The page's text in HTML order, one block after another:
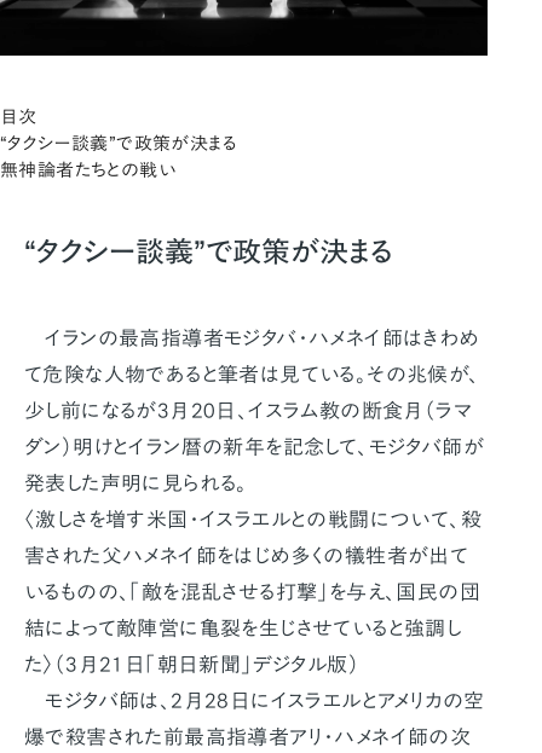
目次
“タクシー談義”で政策が決まる
無神論者たちとの戦い
“タクシー談義”で政策が決まる
イランの最高指導者モジタバ・ハメネイ師はきわめ
て危険な人物であると筆者は見ている。その兆候が、
少し前になるが3月20日、イスラム教の断食月（ラマ
ダン）明けとイラン暦の新年を記念して、モジタバ師が
発表した声明に見られる。
〈激しさを増す米国・イスラエルとの戦闘について、殺
害された父ハメネイ師をはじめ多くの犠牲者が出て
いるものの、「敵を混乱させる打撃」を与え、国民の団
結によって敵陣営に亀裂を生じさせていると強調し
た〉（3月21日「朝日新聞」デジタル版）
モジタバ師は、2月28日にイスラエルとアメリカの空
爆で殺害された前最高指導者アリ・ハメネイ師の次